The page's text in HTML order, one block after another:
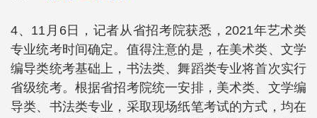
4、11月6日，记者从省招考院获悉，2021年艺术类
专业统考时间确定。值得注意的是，在美术类、文学
编导类统考基础上，书法类、舞蹈类专业将首次实行
省级统考。根据省招考院统一安排，美术类、文学编
导类、书法类专业，采取现场纸笔考试的方式，均在